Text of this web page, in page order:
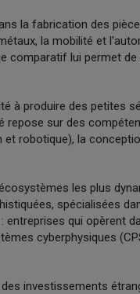
la fabrication des
la mobilité et
comparatif lui permet
à produire des petites
sur des
robotique), la
les plus
spécialisées
qui opèrent
cyberphysiques
investissements